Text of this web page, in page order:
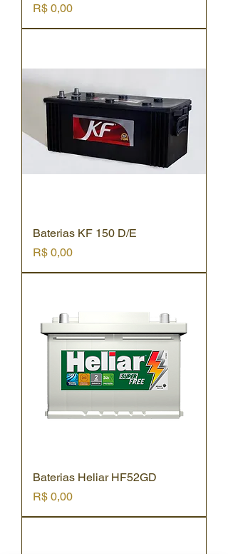
Preço
R$ 0,00
Baterias KF 150 D/E
Preço
R$ 0,00
Baterias Heliar HF52GD
Preço
R$ 0,00